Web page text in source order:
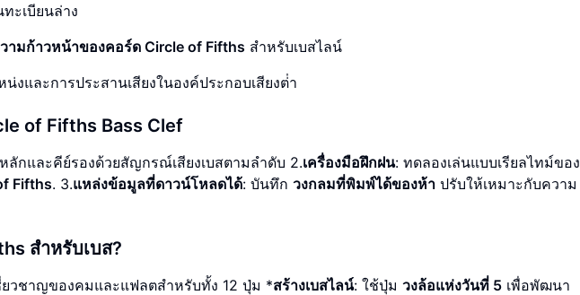
ะเบียนล่าง
ามก้าวหน้าของคอร์ด Circle of Fifths สําหรับเบสไลน์
งและการประสานเสียงในองค์ประกอบเสียงต่ํา
of Fifths Bass Clef
ลักและคีย์รองด้วยสัญกรณ์เสียงเบสตามลําดับ 2.เครื่องมือฝึกฝน: ทดลองเล่นแบบเรียลไทม์ของ
Fifths. 3.แหล่งข้อมูลที่ดาวน์โหลดได้: บันทึก วงกลมที่พิมพ์ได้ของห้า ปรับให้เหมาะกับความ
สําหรับเบส?
ยวชาญของคมและแฟลตสําหรับทั้ง 12 ปุ่ม *สร้างเบสไลน์: ใช้ปุ่ม วงล้อแห่งวันที่ 5 เพื่อพัฒนา